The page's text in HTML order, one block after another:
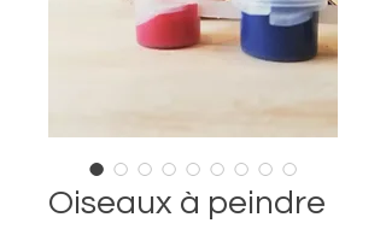
Oiseaux à peindre